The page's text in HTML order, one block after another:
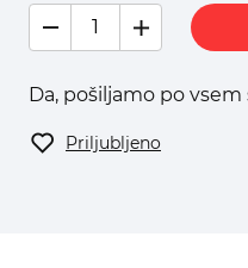
Da, pošiljamo po vsem
Priljubljeno